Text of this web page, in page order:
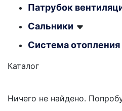
Патрубок
Сальники
Система отопления
Каталог
Ничего не найдено.